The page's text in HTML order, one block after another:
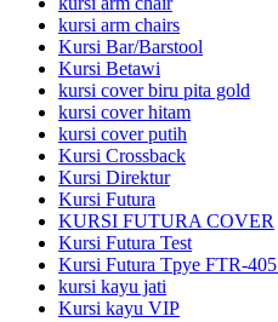
kursi arm chairs
Kursi Bar/Barstool
Kursi Betawi
kursi cover biru pita gold
kursi cover hitam
kursi cover putih
Kursi Crossback
Kursi Direktur
Kursi Futura
KURSI FUTURA COVER
Kursi Futura Test
Kursi Futura Tpye FTR-
kursi kayu jati
Kursi kayu VIP